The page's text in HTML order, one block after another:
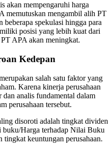
akan mempengaruhi harga
memutuskan mengambil alih PT
spekulasi hingga para
posisi yang lebih kuat dari
APA akan meningkat.
Kedepan
salah satu faktor yang
Karena kinerja perusahaan
analis fundamental dalam
perusahaan tersebut.
disoroti adalah tingkat dividen
buku/Harga terhadap Nilai Buku
keuntungan perusahaan.